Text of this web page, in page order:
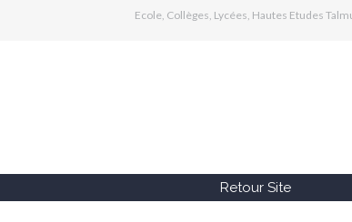
Ecole, Collèges, Lycées, Hautes Etudes
Retour Site